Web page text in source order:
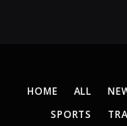
HOME ALL
SPORTS